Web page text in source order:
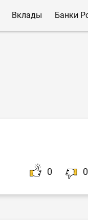
Вклады Банки
0 0